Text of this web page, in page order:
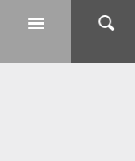
Вы здесь